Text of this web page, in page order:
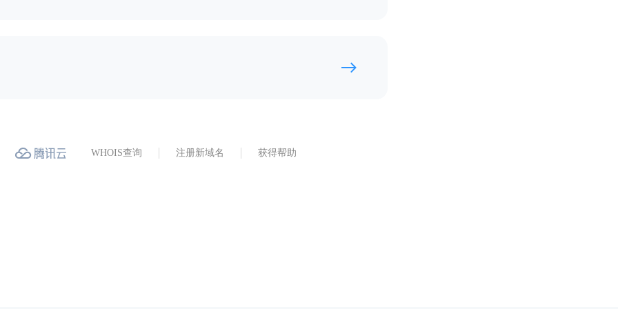
WHOIS查询 注册新域名 获得帮助